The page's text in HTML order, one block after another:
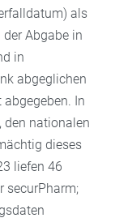
als
Abgabe in
in
abgeglichen
In
den nationalen
dieses
liefen 46
securPharm;